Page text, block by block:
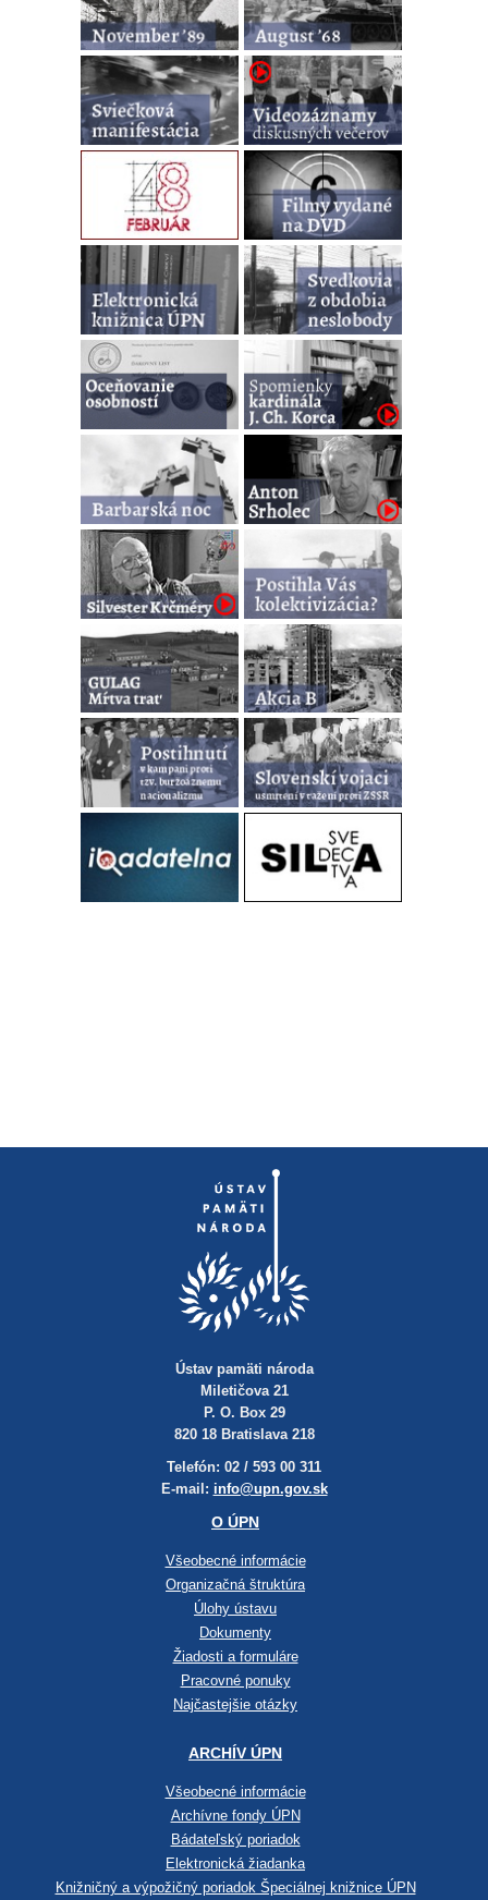
Ústav pamäti národa
Miletičova 21
P. O. Box 29
820 18 Bratislava 218
Telefón: 02 / 593 00 311
E-mail: info@upn.gov.sk
O ÚPN
Všeobecné informácie
Organizačná štruktúra
Úlohy ústavu
Dokumenty
Žiadosti a formuláre
Pracovné ponuky
Najčastejšie otázky
ARCHÍV ÚPN
Všeobecné informácie
Archívne fondy ÚPN
Bádateľský poriadok
Elektronická žiadanka
Knižničný a výpožičný poriadok Špeciálnej knižnice ÚPN